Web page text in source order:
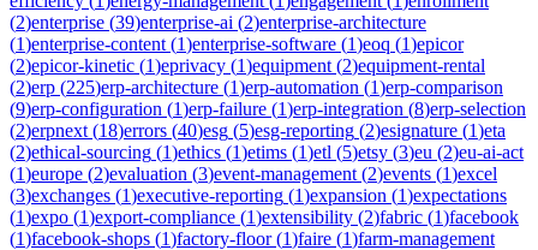
(2)enterprise (39)enterprise-ai (2)enterprise-architecture
(1)enterprise-content (1)enterprise-software (1)eoq (1)epicor
(2)epicor-kinetic (1)eprivacy (1)equipment (2)equipment-rental
(2)erp (225)erp-architecture (1)erp-automation (1)erp-comparison
(9)erp-configuration (1)erp-failure (1)erp-integration (8)erp-selection
(2)erpnext (18)errors (40)esg (5)esg-reporting (2)esignature (1)eta
(2)ethical-sourcing (1)ethics (1)etims (1)etl (5)etsy (3)eu (2)eu-ai-act
(1)europe (2)evaluation (3)event-management (2)events (1)excel
(3)exchanges (1)executive-reporting (1)expansion (1)expectations
(1)expo (1)export-compliance (1)extensibility (2)fabric (1)facebook
(1)facebook-shops (1)factory-floor(1)faire (1)farm-management